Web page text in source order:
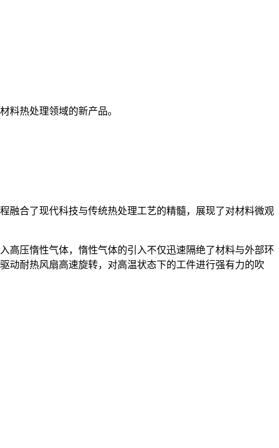
料热处理领域的新产品。
融合了现代科技与传统热处理工艺的精髓，展现了对材料微观
高压惰性气体，惰性气体的引入不仅迅速隔绝了材料与外部环
动耐热风扇高速旋转，对高温状态下的工件进行强有力的吹